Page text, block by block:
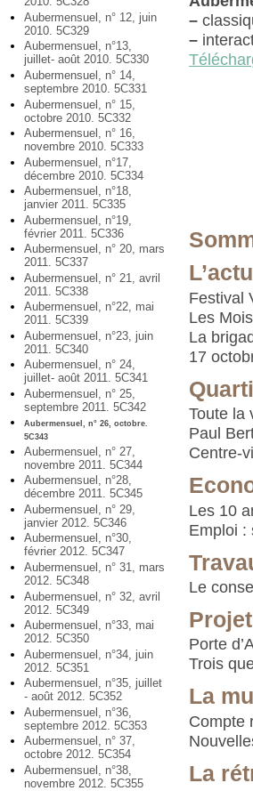
Aubermensuel, n° 12, juin
2010. 5C329
Aubermensuel, n°13,
juillet- août 2010. 5C330
Aubermensuel, n° 14,
septembre 2010. 5C331
Aubermensuel, n° 15,
octobre 2010. 5C332
Aubermensuel, n° 16,
novembre 2010. 5C333
Aubermensuel, n°17,
décembre 2010. 5C334
Aubermensuel, n°18,
janvier 2011. 5C335
Aubermensuel, n°19,
février 2011. 5C336
Aubermensuel, n° 20, mars
2011. 5C337
Aubermensuel, n° 21, avril
2011. 5C338
Aubermensuel, n°22, mai
2011. 5C339
Aubermensuel, n°23, juin
2011. 5C340
Aubermensuel, n° 24,
juillet- août 2011. 5C341
Aubermensuel, n° 25,
septembre 2011. 5C342
Aubermensuel, n° 26, octobre.
5C343
Aubermensuel, n° 27,
novembre 2011. 5C344
Aubermensuel, n°28,
décembre 2011. 5C345
Aubermensuel, n° 29,
janvier 2012. 5C346
Aubermensuel, n°30,
février 2012. 5C347
Aubermensuel, n° 31, mars
2012. 5C348
Aubermensuel, n° 32, avril
2012. 5C349
Aubermensuel, n°33, mai
2012. 5C350
Aubermensuel, n°34, juin
2012. 5C351
Aubermensuel, n°35, juillet
- août 2012. 5C352
Aubermensuel, n°36,
septembre 2012. 5C353
Aubermensuel, n° 37,
octobre 2012. 5C354
Aubermensuel, n°38,
novembre 2012. 5C355
–
–
Festival
Les
La
17
Toute la
Paul
Centre-
Les 10
Emploi :
Le
Porte
Trois
La
Compte
La